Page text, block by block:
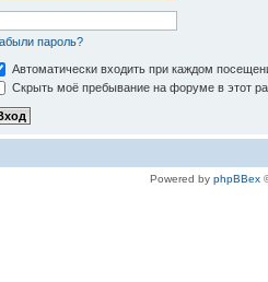
пароль?
Автоматически входить при каждом
Скрыть моё пребывание на форуме в этот
Powered by phpBBex